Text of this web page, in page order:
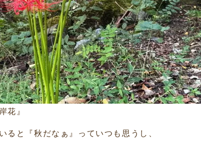
花』
ると『秋だなぁ』っていつも思うし、